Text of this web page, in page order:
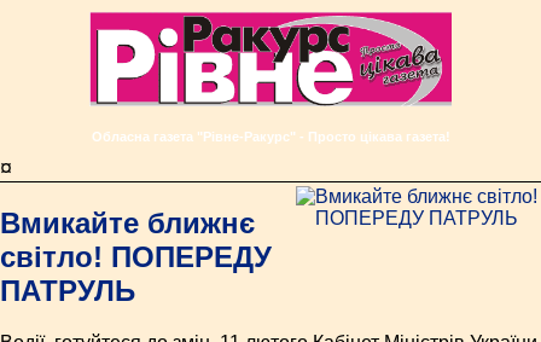
Обласна газета "Рівне-Ракурс" - Просто цікава газета!
¤
Вмикайте ближнє
світло! ПОПЕРЕДУ
ПАТРУЛЬ